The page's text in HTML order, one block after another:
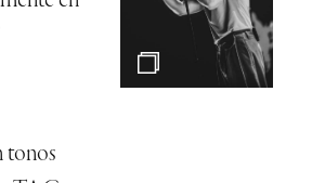
tonos